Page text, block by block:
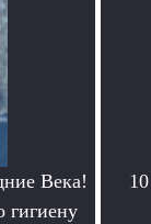
Века!
гигиену